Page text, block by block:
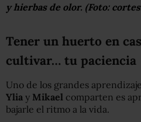
y hierbas de olor. (Foto:
Tener un huerto en
cultivar… tu paciencia
Uno de los grandes
Ylia y Mikael comparten es
bajarle el ritmo a la vida.